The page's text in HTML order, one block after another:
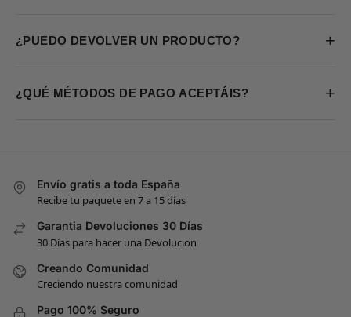
¿PUEDO DEVOLVER UN PRODUCTO? +
¿QUÉ MÉTODOS DE PAGO ACEPTÁIS? +
Envío gratis a toda España
Recibe tu paquete en 7 a 15 días
Garantia Devoluciones 30 Días
30 Días para hacer una Devolucion
Creando Comunidad
Creciendo nuestra comunidad
Pago 100% Seguro